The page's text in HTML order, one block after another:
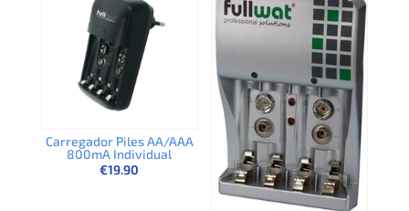
Carregador Piles AA/AAA
800mA Individual
€19.90